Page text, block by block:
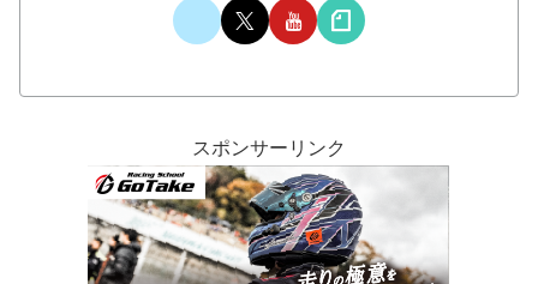
スポンサーリンク